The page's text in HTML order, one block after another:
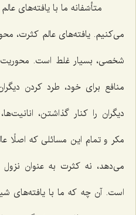
متأسّفانه ما با یافته‌های
می‌كنیم. یافته‌های عالم كثرت،
شخصی، بسیار غلط است.
منافع برای خود، طرد كردن
دیگران را كنار گذاشتن،
مكر و تمام این مسائلی كه اصلًا
می‌دهد، نه كثرت به عنوان
است. آن چه كه ما با یافته‌های